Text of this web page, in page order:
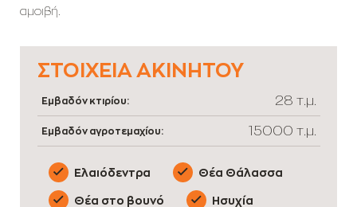
αμοιβή.
Εμβαδόν κτιρίου: 28 τ.μ.
Εμβαδόν αγροτεμαχίου: 15000 τ.μ.
Ελαιόδεντρα Θέα Θάλασσα
Θέα στο βουνό Ησυχία
ΣΤΟΙΧΕΊΑ ΑΚΙΝΉΤΟΥ